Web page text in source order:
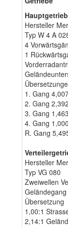
Hersteller
Typ W 4 A
4
1
1. Gang
2. Gang
3. Gang
4. Gang
R. Gang
Hersteller
Typ VG 080
Zweiwellen
Geländegang
Übersetzung
1,00:1
2,14:1